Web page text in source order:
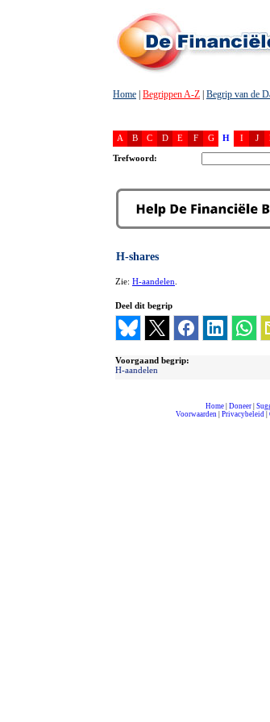
Home Begrippen A-Z Begrip van de
A B C D E F G H I J
Trefwoord:
H-shares
Zie: H-aandelen
Deel dit begrip
Voorgaand begrip:
H-aandelen
Home| Doneer|
Voorwaarden| Privacybeleid|